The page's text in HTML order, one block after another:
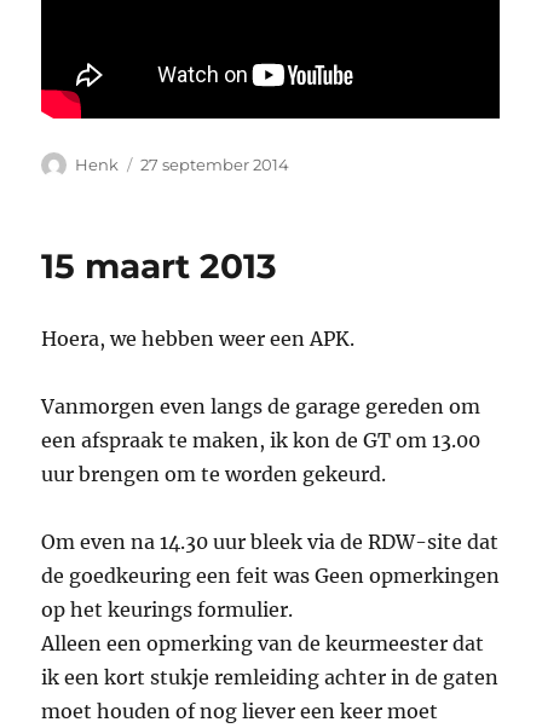
Auteur
Henk
Geplaatst
27 september 2014
15 maart 2013
Hoera, we hebben weer een APK.
Vanmorgen even langs de garage gereden om
een afspraak te maken, ik kon de GT om 13.00
uur brengen om te worden gekeurd.
Om even na 14.30 uur bleek via de RDW-site dat
de goedkeuring een feit was Geen opmerkingen
op het keurings formulier.
Alleen een opmerking van de keurmeester dat
ik een kort stukje remleiding achter in de gaten
moet houden of nog liever een keer moet